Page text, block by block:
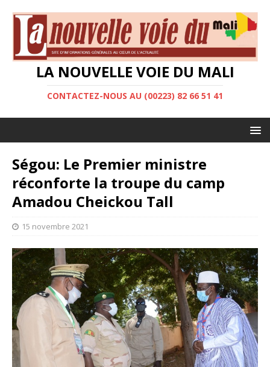
LA NOUVELLE VOIE DU MALI
CONTACTEZ-NOUS AU (00223) 82 66 51 41
Ségou: Le Premier ministre
réconforte la troupe du camp
Amadou Cheickou Tall
15 novembre 2021